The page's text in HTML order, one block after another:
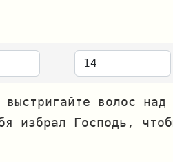
волос над
избрал Господь,